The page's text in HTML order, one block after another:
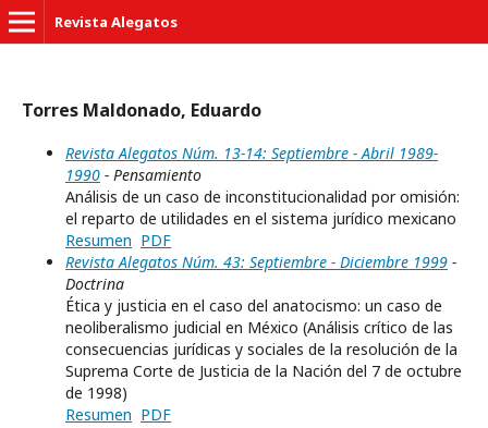
Revista Alegatos
Torres Maldonado, Eduardo
Revista Alegatos Núm. 13-14: Septiembre - Abril 1989-
1990 - Pensamiento
Análisis de un caso de inconstitucionalidad por omisión:
el reparto de utilidades en el sistema jurídico mexicano
Resumen PDF
Revista Alegatos Núm. 43: Septiembre - Diciembre 1999 -
Doctrina
Ética y justicia en el caso del anatocismo: un caso de
neoliberalismo judicial en México (Análisis crítico de las
consecuencias jurídicas y sociales de la resolución de la
Suprema Corte de Justicia de la Nación del 7 de octubre
de 1998)
Resumen PDF